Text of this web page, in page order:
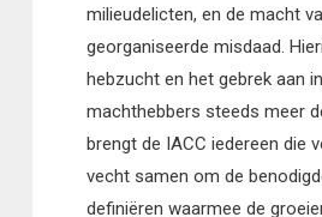
milieudelicten, en de macht
georganiseerde misdaad.
hebzucht en het gebrek aan
machthebbers steeds meer
brengt de IACC iedereen die
vecht samen om de
definiëren waarmee de